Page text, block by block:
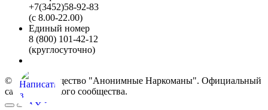
+7(3452)58-92-83
(с 8.00-22.00)
Единый номер
8 (800) 101-42-12
(круглосуточно)
© 2026 Сообщество "Анонимные Наркоманы". Официальный
сайт Тюменского сообщества.
Вверх